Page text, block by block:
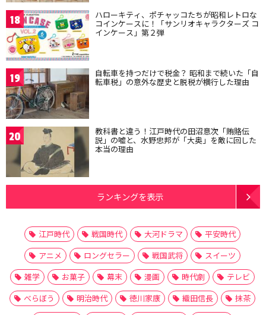
18 ハローキティ、ポチャッコたちが昭和レトロな
コインケースに！「サンリオキャラクターズ コ
インケース」第２弾
19 自転車を持つだけで税金？ 昭和まで続いた「自
転車税」の意外な歴史と脱税が横行した理由
20 教科書と違う！江戸時代の田沼意次「賄賂伝
説」の嘘と、水野忠邦が「大奥」を敵に回した
本当の理由
ランキングを表示
江戸時代 戦国時代 大河ドラマ
平安時代
アニメ
ロングセラー 戦国武将
スイーツ
雑学
お菓子 幕末 漫画 時代劇
テレビ
べらぼう
明治時代 徳川家康 織田信長
抹茶